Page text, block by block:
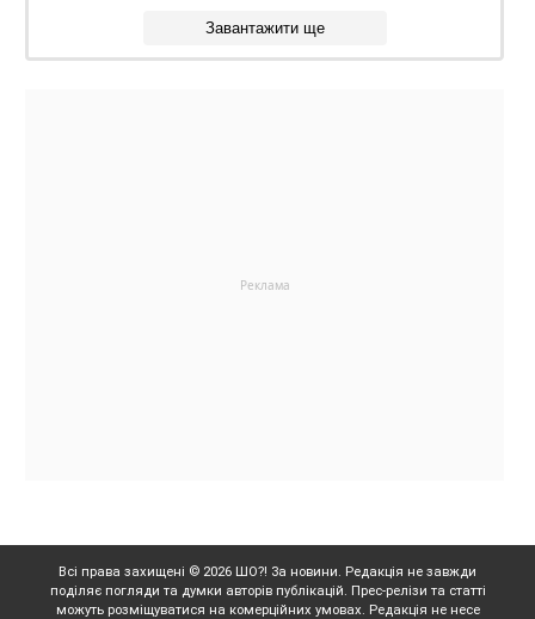
Завантажити ще
Всі права захищені © 2026 ШО?! За новини. Редакція не завжди
поділяє погляди та думки авторів публікацій. Прес-релізи та статті
можуть розміщуватися на комерційних умовах. Редакція не несе